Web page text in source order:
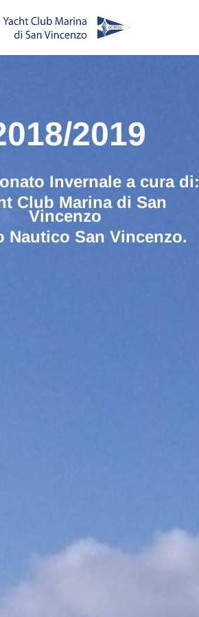
2019
Invernale a cura di:
Club Marina di San
Vincenzo
Nautico San Vincenzo.